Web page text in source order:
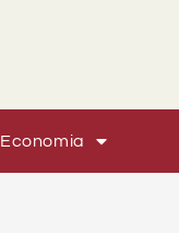
Economia